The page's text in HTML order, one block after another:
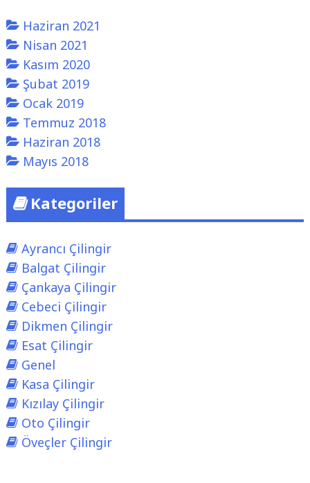
Haziran 2021
Nisan 2021
Kasım 2020
Şubat 2019
Ocak 2019
Temmuz 2018
Haziran 2018
Mayıs 2018
Kategoriler
Ayrancı Çilingir
Balgat Çilingir
Çankaya Çilingir
Cebeci Çilingir
Dikmen Çilingir
Esat Çilingir
Genel
Kasa Çilingir
Kızılay Çilingir
Oto Çilingir
Öveçler Çilingir